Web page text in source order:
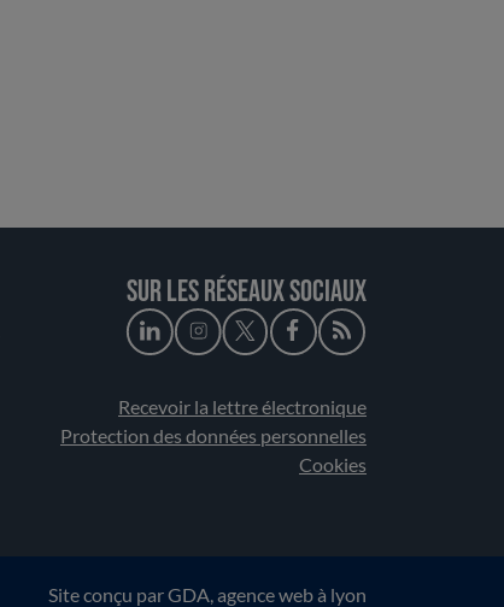
Sur les réseaux sociaux
Recevoir la lettre électronique
Protection des données personnelles
Cookies
Site conçu parGDA, agence web à lyon